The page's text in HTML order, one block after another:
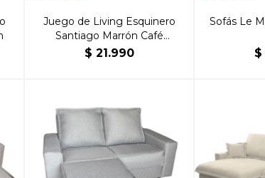
Juego de Living Esquinero
Santiago Marrón Café
Platinum
$ 21.990
Sofás Le
$